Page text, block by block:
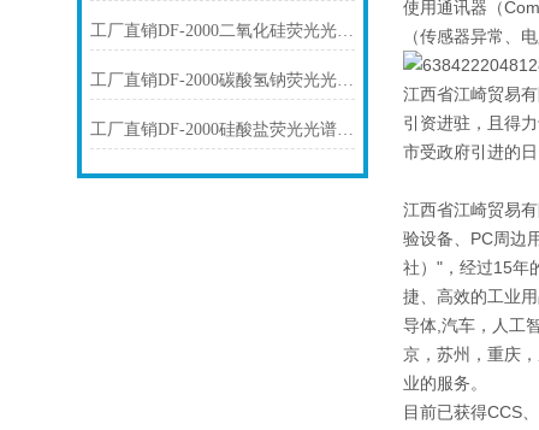
工厂直销DF-2000二氧化硅荧光光谱仪技术参数
工厂直销DF-2000碳酸氢钠荧光光谱仪技术参数
工厂直销DF-2000硅酸盐荧光光谱仪技术参数
使用通讯器（
（传感器异常、
江西省江崎贸易
引资进驻，且得
市受政府引进的
江西省江崎贸易
验设备、PC周边
社）"，经过15年
捷、高效的工业
导体,汽车，人工
京，苏州，重庆
业的服务。
目前已获得CCS